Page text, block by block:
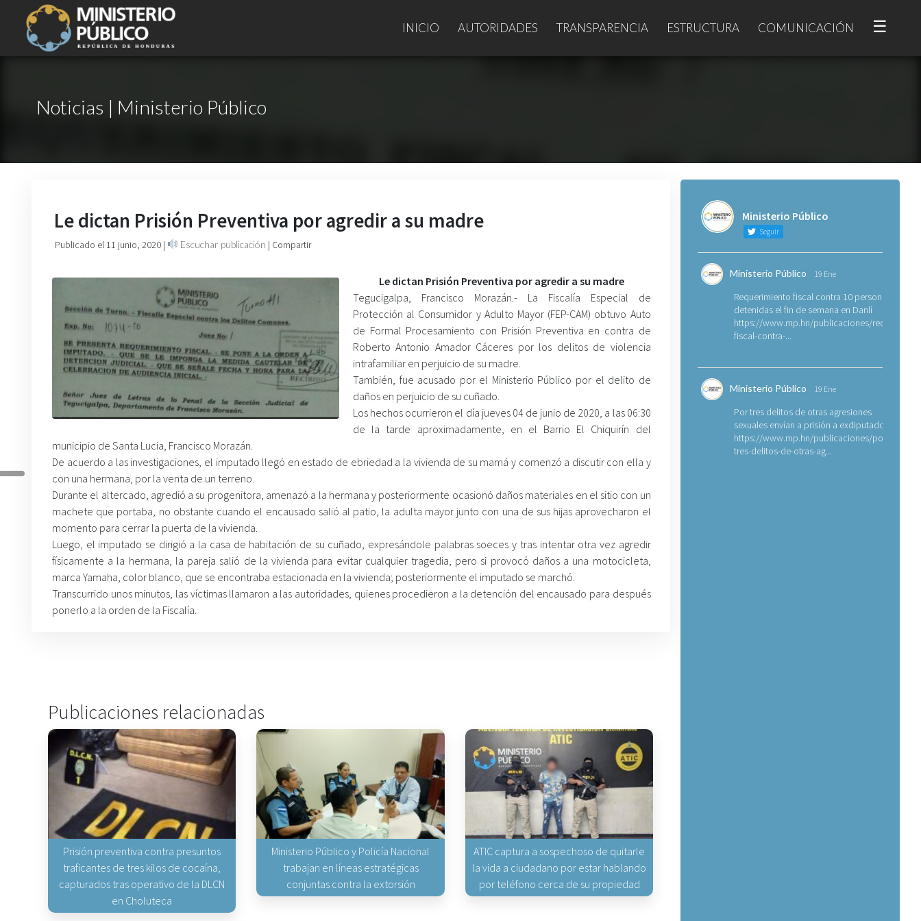
INICIO AUTORIDADES TRANSPARENCIA ESTRUCTURA COMUNICACIÓN ☰
Noticias | Ministerio Público
Le dictan Prisión Preventiva por agredir a su madre
Publicado el 11 junio, 2020 | Escuchar publicación | Compartir
Le dictan Prisión Preventiva por agredir a su madre
Tegucigalpa, Francisco Morazán.- La Fiscalía Especial de
Protección al Consumidor y Adulto Mayor (FEP-CAM) obtuvo Auto
de Formal Procesamiento con Prisión Preventiva en contra de
Roberto Antonio Amador Cáceres por los delitos de violencia
intrafamiliar en perjuicio de su madre.
También, fue acusado por el Ministerio Público por el delito de
daños en perjuicio de su cuñado.
Los hechos ocurrieron el día jueves 04 de junio de 2020, a las 06:30
de la tarde aproximadamente, en el Barrio El Chiquirín del
municipio de Santa Lucia, Francisco Morazán.
De acuerdo a las investigaciones, el imputado llegó en estado de ebriedad a la vivienda de su mamá y comenzó a discutir con ella y
con una hermana, por la venta de un terreno.
Durante el altercado, agredió a su progenitora, amenazó a la hermana y posteriormente ocasionó daños materiales en el sitio con un
machete que portaba, no obstante cuando el encausado salió al patio, la adulta mayor junto con una de sus hijas aprovecharon el
momento para cerrar la puerta de la vivienda.
Luego, el imputado se dirigió a la casa de habitación de su cuñado, expresándole palabras soeces y tras intentar otra vez agredir
físicamente a la hermana, la pareja salió de la vivienda para evitar cualquier tragedia, pero si provocó daños a una motocicleta,
marca Yamaha, color blanco, que se encontraba estacionada en la vivienda; posteriormente el imputado se marchó.
Transcurrido unos minutos, las víctimas llamaron a las autoridades, quienes procedieron a la detención del encausado para después
ponerlo a la orden de la Fiscalía.
Publicaciones relacionadas
Prisión preventiva contra presuntos
traficantes de tres kilos de cocaína,
capturados tras operativo de la DLCN
en Choluteca
Ministerio Público y Policía Nacional
trabajan en líneas estratégicas
conjuntas contra la extorsión
ATIC captura a sospechoso de quitarle
la vida a ciudadano por estar hablando
por teléfono cerca de su propiedad
Ministerio Público
Seguir
Ministerio Público 19 Ene
Requerimiento fiscal contra 10 personas
detenidas el fin de semana en Danlí
https://www.mp.hn/publicaciones/
fiscal-contra-...
Ministerio Público 19 Ene
Por tres delitos de otras agresiones
sexuales envían a prisión a exdiputado
https://www.mp.hn/publicaciones/por-
tres-delitos-de-otras-ag...